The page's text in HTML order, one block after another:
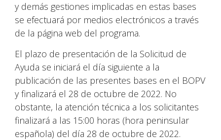
y demás gestiones implicadas en estas bases
se efectuará por medios electrónicos a través
de la página web del programa.
El plazo de presentación de la Solicitud de
Ayuda se iniciará el día siguiente a la
publicación de las presentes bases en el BOPV
y finalizará el 28 de octubre de 2022. No
obstante, la atención técnica a los solicitantes
finalizará a las 15:00 horas (hora peninsular
española) del día 28 de octubre de 2022.